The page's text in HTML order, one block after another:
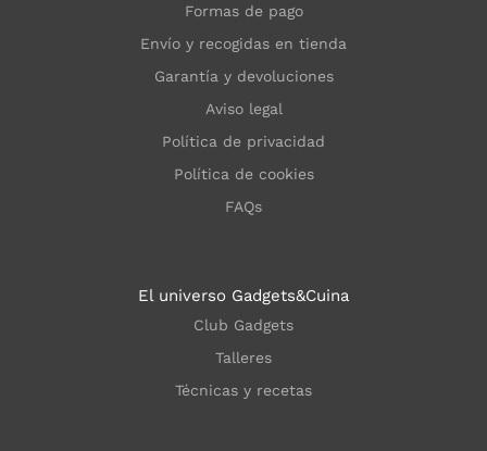
Formas de pago
Envío y recogidas en tienda
Garantía y devoluciones
Aviso legal
Política de privacidad
Política de cookies
FAQs
El universo Gadgets&Cuina
Club Gadgets
Talleres
Técnicas y recetas